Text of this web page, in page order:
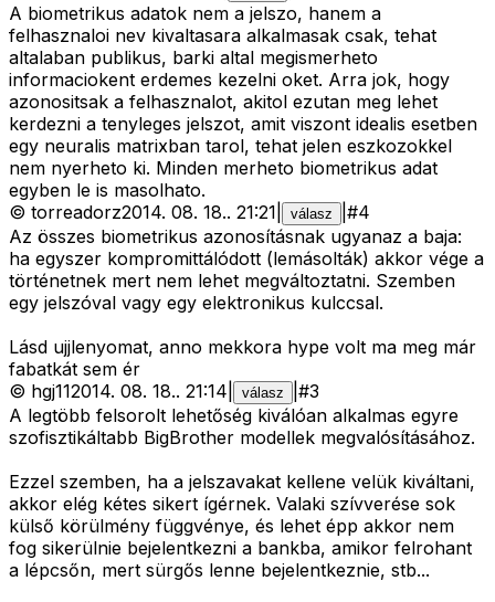
A biometrikus adatok nem a jelszo, hanem a
felhasznaloi nev kivaltasara alkalmasak csak, tehat
altalaban publikus, barki altal megismerheto
informaciokent erdemes kezelni oket. Arra jok, hogy
azonositsak a felhasznalot, akitol ezutan meg lehet
kerdezni a tenyleges jelszot, amit viszont idealis esetben
egy neuralis matrixban tarol, tehat jelen eszkozokkel
nem nyerheto ki. Minden merheto biometrikus adat
egyben le is masolhato.
© torreadorz2014. 08. 18.. 21:21 válasz #4
Az összes biometrikus azonosításnak ugyanaz a baja:
ha egyszer kompromittálódott (lemásolták) akkor vége a
történetnek mert nem lehet megváltoztatni. Szemben
egy jelszóval vagy egy elektronikus kulccsal.
Lásd ujjlenyomat, anno mekkora hype volt ma meg már
fabatkát sem ér
© hgj112014. 08. 18.. 21:14 válasz #3
A legtöbb felsorolt lehetőség kiválóan alkalmas egyre
szofisztikáltabb BigBrother modellek megvalósításához.
Ezzel szemben, ha a jelszavakat kellene velük kiváltani,
akkor elég kétes sikert ígérnek. Valaki szívverése sok
külső körülmény függvénye, és lehet épp akkor nem
fog sikerülnie bejelentkezni a bankba, amikor felrohant
a lépcsőn, mert sürgős lenne bejelentkeznie, stb...